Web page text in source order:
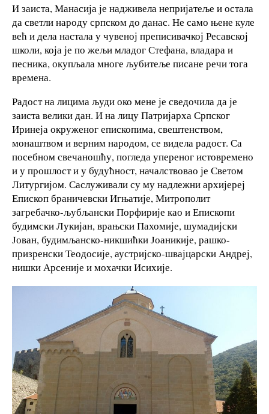
И заиста, Манасија је надживела непријатеље и остала
да светли народу српском до данас. Не само њене куле
већ и дела настала у чувеној преписивачкој Ресавској
школи, која је по жељи младог Стефана, владара и
песника, окупљала многе љубитеље писане речи тога
времена.
Радост на лицима људи око мене је сведочила да је
заиста велики дан. И на лицу Патријарха Српског
Иринеја окруженог епископима, свештенством,
монаштвом и верним народом, се видела радост. Са
посебном свечаношћу, погледа упереног истовремено
и у прошлост и у будућност, началствовао је Светом
Литургијом. Саслуживали су му надлежни архијереј
Епископ браничевски Игњатије, Митрополит
загребачко-љубљански Порфирије као и Епископи
будимски Лукијан, врањски Пахомије, шумадијски
Јован, будимљанско-никшићки Јоаникије, рашко-
призренски Теодосије, аустријско-швајцарски Андреј,
нишки Арсеније и мохачки Исихије.